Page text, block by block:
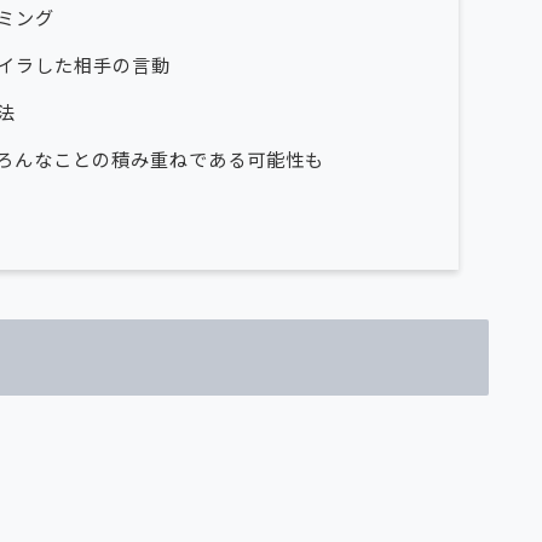
ング
ラした相手の言動
んなことの積み重ねである可能性も